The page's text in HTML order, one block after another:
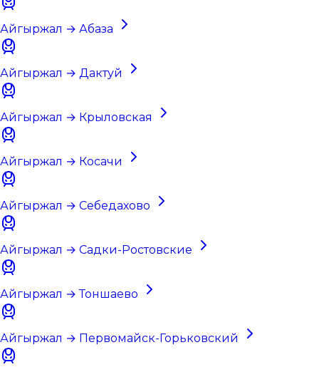
Айгыржал → Абаза
Айгыржал → Дактуй
Айгыржал → Крыловская
Айгыржал → Косачи
Айгыржал → Себедахово
Айгыржал → Садки-Ростовские
Айгыржал → Тоншаево
Айгыржал → Первомайск-Горьковский